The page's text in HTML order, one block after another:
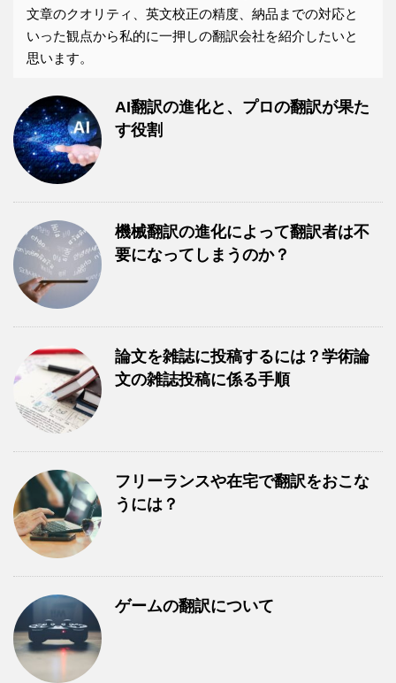
文章のクオリティ、英文校正の精度、納品までの対応と
いった観点から私的に一押しの翻訳会社を紹介したいと
思います。
AI翻訳の進化と、プロの翻訳が果た
す役割
機械翻訳の進化によって翻訳者は不
要になってしまうのか？
論文を雑誌に投稿するには？学術論
文の雑誌投稿に係る手順
フリーランスや在宅で翻訳をおこな
うには？
ゲームの翻訳について